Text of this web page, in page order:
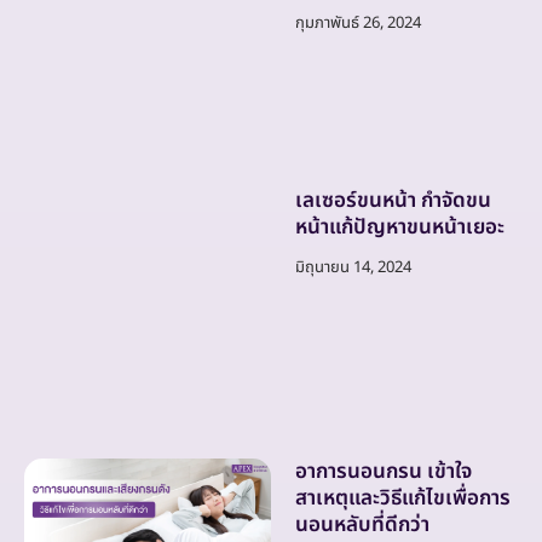
กุมภาพันธ์ 26, 2024
เลเซอร์ขนหน้า กำจัดขน
หน้าแก้ปัญหาขนหน้าเยอะ
มิถุนายน 14, 2024
อาการนอนกรน เข้าใจ
สาเหตุและวิธีแก้ไขเพื่อการ
นอนหลับที่ดีกว่า